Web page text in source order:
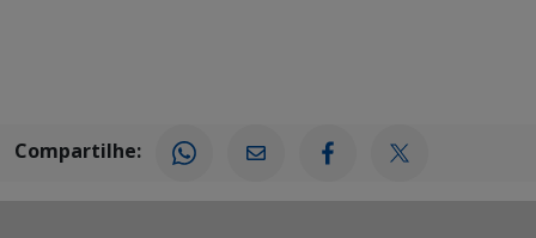
Compartilhe: